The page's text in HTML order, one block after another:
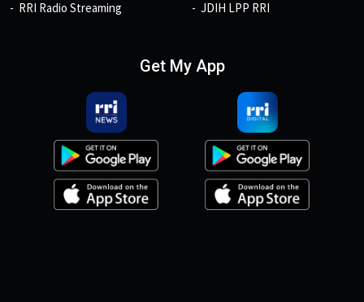
RRI Radio Streaming
JDIH LPP RRI
Get My App